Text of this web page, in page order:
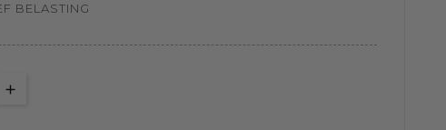
BELASTING